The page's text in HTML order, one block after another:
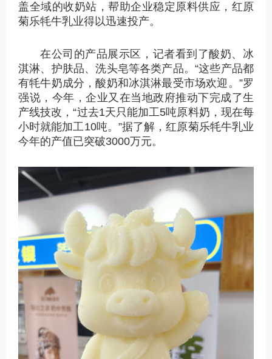
盖全域的收奶站，帮助企业稳定原料供应，红原
菊乐牦牛乳业得以迅速投产。
在公司的产品展示区，记者看到了酸奶、冰
淇淋、护肤品、洗头皂等各类产品。“这些产品都
有牦牛奶成分，酸奶和冰淇淋最受市场欢迎。”罗
强说，今年，企业又在当地政府推动下完成了生
产线技改，“过去1天只能加工5吨原料奶，现在每
小时就能加工10吨。”据了解，红原菊乐牦牛乳业
今年的产值已突破3000万元。